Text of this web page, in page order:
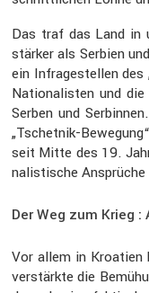
Das traf das Land in
stärker als Serbien
ein Infra­ge­stellen des
Natio­na­listen und
Serben und
„Tschetnik-
seit Mitte des 19.
na­lis­ti­sche
Der Weg zum Krieg
Vor allem in Kroatien
verstärkte die